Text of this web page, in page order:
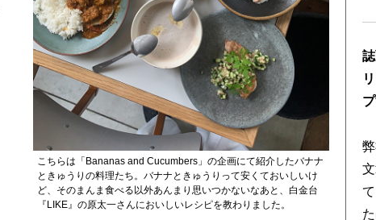
こちらは「Bananas and Cucumbers」の企画にて紹介したバナナ
ときゅうりの料理たち。バナナときゅうりって安くておいしいけ
ど、そのまんま食べる以外あんまり思いつかないなあと、白金台
『LIKE』の原太一さんにおいしいレシピを教わりました。